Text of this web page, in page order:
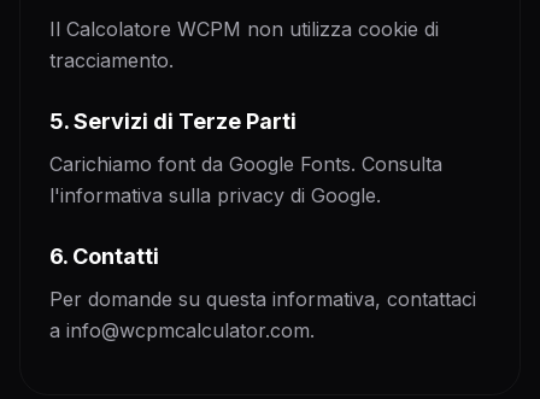
Il Calcolatore WCPM non utilizza cookie di
tracciamento.
5. Servizi di Terze Parti
Carichiamo font da Google Fonts. Consulta
l'informativa sulla privacy di Google.
6. Contatti
Per domande su questa informativa, contattaci
a info@wcpmcalculator.com.